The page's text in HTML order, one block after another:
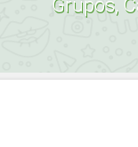
Grupos,